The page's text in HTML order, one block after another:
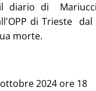
diario di
di Trieste dal
morte.
2024 ore 18